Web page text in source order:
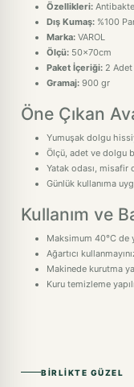
Özellikleri:
Dış Kumaş: %100
Marka: VAROL
Ölçü: 50x70cm
Paket İçeriği: 2 Adet
Gramaj: 900 gr
Öne Çıkan
Yumuşak dolgu
Ölçü, adet ve dolgu
Yatak odası, misafir
Günlük kullanıma
Kullanım ve
Maksimum 40°C de
Ağartıcı
Makinede kurutma
Kuru temizleme
BIRLIKTE GÜZEL